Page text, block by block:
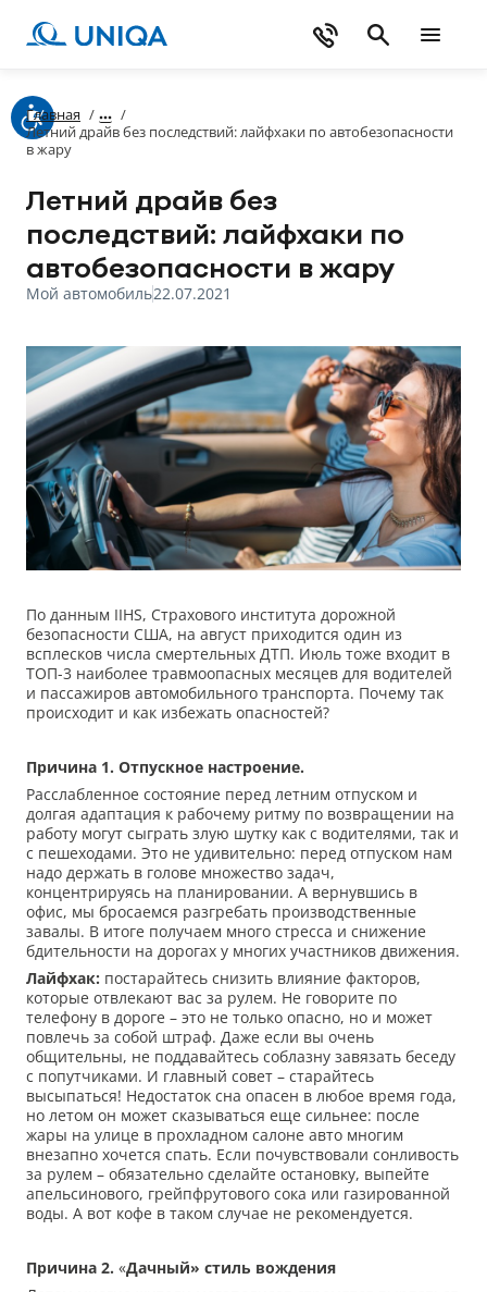
Главная /
/
Летний драйв без последствий: лайфхаки по автобезопасности
в жару
Летний драйв без
последствий: лайфхаки по
автобезопасности в жару
Мой автомобиль22.07.2021
По данным IIHS, Страхового института дорожной
безопасности США, на август приходится один из
всплесков числа смертельных ДТП. Июль тоже входит в
ТОП-3 наиболее травмоопасных месяцев для водителей
и пассажиров автомобильного транспорта. Почему так
происходит и как избежать опасностей?
Причина 1. Отпускное настроение.
Расслабленное состояние перед летним отпуском и
долгая адаптация к рабочему ритму по возвращении на
работу могут сыграть злую шутку как с водителями, так и
с пешеходами. Это не удивительно: перед отпуском нам
надо держать в голове множество задач,
концентрируясь на планировании. А вернувшись в
офис, мы бросаемся разгребать производственные
завалы. В итоге получаем много стресса и снижение
бдительности на дорогах у многих участников движения.
Лайфхак: постарайтесь снизить влияние факторов,
которые отвлекают вас за рулем. Не говорите по
телефону в дороге – это не только опасно, но и может
повлечь за собой штраф. Даже если вы очень
общительны, не поддавайтесь соблазну завязать беседу
с попутчиками. И главный совет – старайтесь
высыпаться! Недостаток сна опасен в любое время года,
но летом он может сказываться еще сильнее: после
жары на улице в прохладном салоне авто многим
внезапно хочется спать. Если почувствовали сонливость
за рулем – обязательно сделайте остановку, выпейте
апельсинового, грейпфрутового сока или газированной
воды. А вот кофе в таком случае не рекомендуется.
Причина 2. «Дачный» стиль вождения